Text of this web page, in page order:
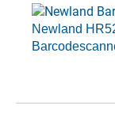
Newland